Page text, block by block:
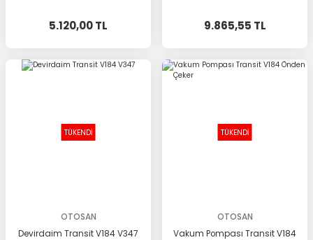
5.120,00 TL 9.865,55 TL
TÜKENDİ
OTOSAN
Devirdaim Transit V184 V347
TÜKENDİ
OTOSAN
Vakum Pompası Transit V184